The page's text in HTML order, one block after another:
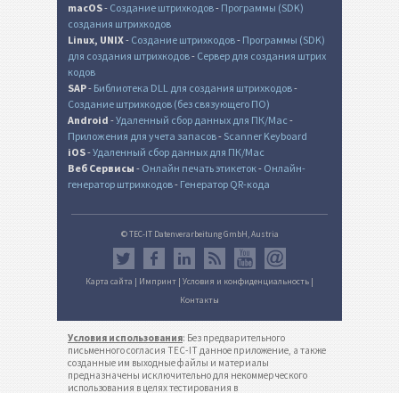
macOS- Создание штрихкодов- Программы (SDK)
создания штрихкодов
Linux, UNIX- Создание штрихкодов- Программы (SDK)
для создания штрихкодов- Сервер для создания штрих
кодов
SAP- Библиотека DLL для создания штрихкодов-
Создание штрихкодов (без связующего ПО)
Android -Удаленный сбор данных для ПК/Mac -
Приложения для учета запасов- Scanner Keyboard
iOS-Удаленный сбор данных для ПК/Mac
Веб Сервисы - Онлайн печать этикеток- Онлайн-
генератор штрихкодов- Генератор QR-кода
© TEC-IT Datenverarbeitung GmbH, Austria
Карта сайта | Импринт | Условия и конфиденциальность |
Контакты
Условия использования: Без предварительного
письменного согласия TEC-IT данное приложение, а также
созданные им выходные файлы и материалы
предназначены исключительно для некоммерческого
использования в целях тестирования в